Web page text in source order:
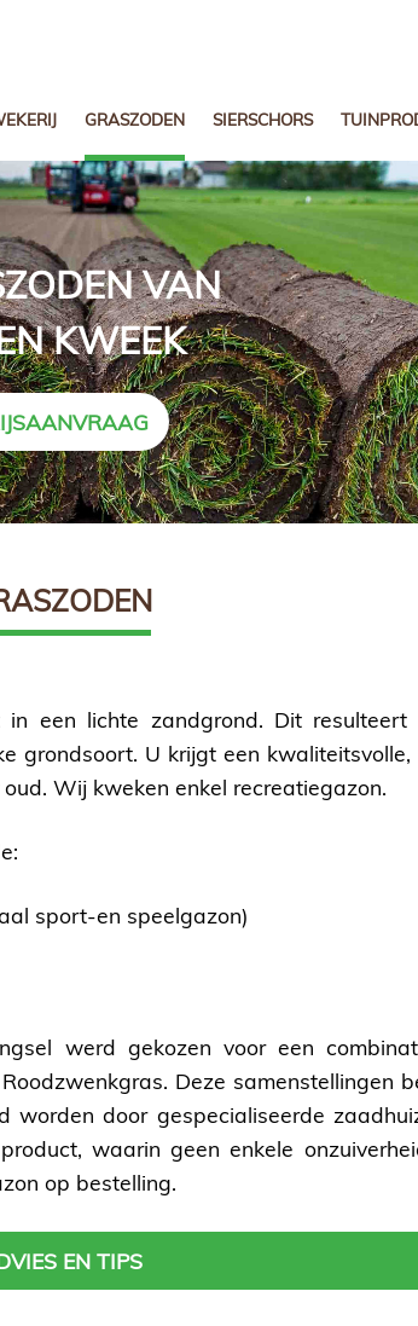
GRASZODEN SIERSCHORS
VAN
KWEEK
in een lichte zandgrond. Dit resulteert
grondsoort. U krijgt een kwaliteitsvolle,
Wij kweken enkel recreatiegazon.
sport-en speelgazon)
werd gekozen voor een
Deze samenstellingen
worden door gespecialiseerde
waarin geen enkele
op bestelling.
EN TIPS